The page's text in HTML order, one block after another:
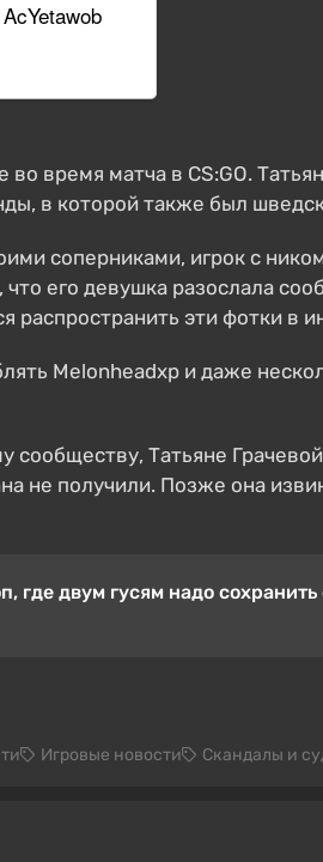
время матча в CS:GO.
в которой также был
соперниками, игрок с
его девушка разослала
эти фотки в
Melonheadxp и даже
сообществу, Татьяне
не получили. Позже она
где двум гусям надо сохранить
Игровые новости Скандалы и